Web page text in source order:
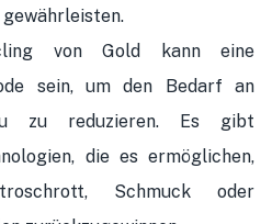
von Gold kann eine
sein, um den Bedarf an
zu reduzieren. Es gibt
die es ermöglichen,
Schmuck oder